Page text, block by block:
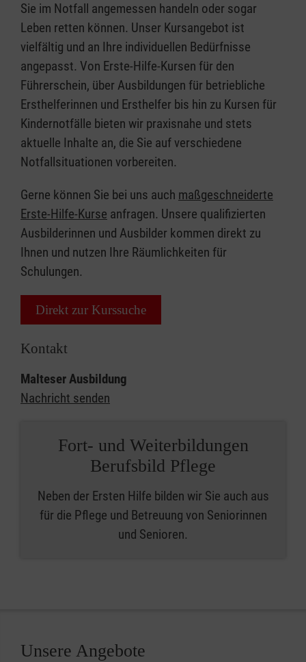
Sie im Notfall angemessen handeln oder sogar
Leben retten können. Unser Kursangebot ist
vielfältig und an Ihre individuellen Bedürfnisse
angepasst. Von Erste-Hilfe-Kursen für den
Führerschein, über Ausbildungen für betriebliche
Ersthelferinnen und Ersthelfer bis hin zu Kursen für
Kindernotfälle bieten wir praxisnahe und stets
aktuelle Inhalte an, die Sie auf verschiedene
Notfallsituationen vorbereiten.
Gerne können Sie bei uns auch maßgeschneiderte
Erste-Hilfe-Kurse anfragen. Unsere qualifizierten
Ausbilderinnen und Ausbilder kommen direkt zu
Ihnen und nutzen Ihre Räumlichkeiten für
Schulungen.
Direkt zur Kurssuche
Kontakt
Malteser Ausbildung
Nachricht senden
Fort- und Weiterbildungen
Berufsbild Pflege
Neben der Ersten Hilfe bilden wir Sie auch aus
für die Pflege und Betreuung von Seniorinnen
und Senioren.
Unsere Angebote